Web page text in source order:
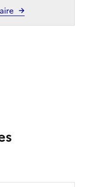
événements